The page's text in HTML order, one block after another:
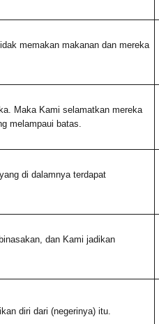
memakan makanan dan mereka
Maka Kami selamatkan mereka
melampaui batas.
di dalamnya terdapat
dan Kami jadikan
diri dari (negerinya) itu.